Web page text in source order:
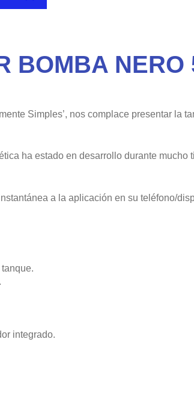
BOMBA NERO
Simples’, nos complace presentar la
ha estado en desarrollo durante mucho
a la aplicación en su teléfono/
integrado.